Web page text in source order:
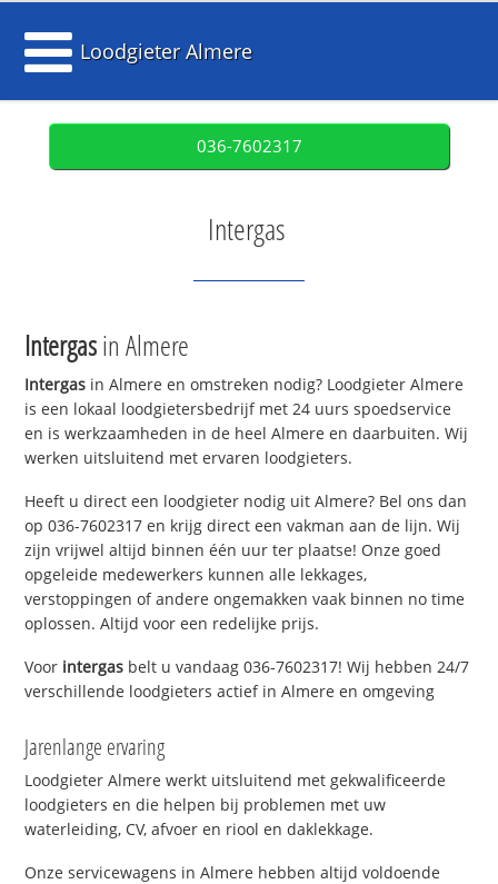
Loodgieter Almere
036-7602317
Intergas
Intergasin Almere
Intergas in Almere en omstreken nodig? Loodgieter Almere
is een lokaal loodgietersbedrijf met 24 uurs spoedservice
en is werkzaamheden in de heel Almere en daarbuiten. Wij
werken uitsluitend met ervaren loodgieters.
Heeft u direct een loodgieter nodig uit Almere? Bel ons dan
op 036-7602317 en krijg direct een vakman aan de lijn. Wij
zijn vrijwel altijd binnen één uur ter plaatse! Onze goed
opgeleide medewerkers kunnen alle lekkages,
verstoppingen of andere ongemakken vaak binnen no time
oplossen. Altijd voor een redelijke prijs.
Voor intergas belt u vandaag 036-7602317! Wij hebben 24/7
verschillende loodgieters actief in Almere en omgeving
Jarenlange ervaring
Loodgieter Almere werkt uitsluitend met gekwalificeerde
loodgieters en die helpen bij problemen met uw
waterleiding, CV, afvoer en riool en daklekkage.
Onze servicewagens in Almere hebben altijd voldoende